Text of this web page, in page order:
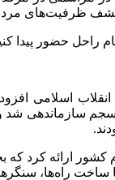
کشف ظرفیت‌های
پیدا
اسلامی
ارائه کرد
راه‌ها،